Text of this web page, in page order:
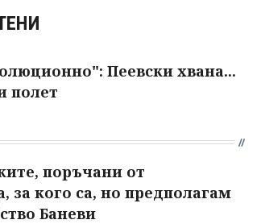
Пеевски хвана...
полет
поръчани от
за кого са, но предполагам
Баневи